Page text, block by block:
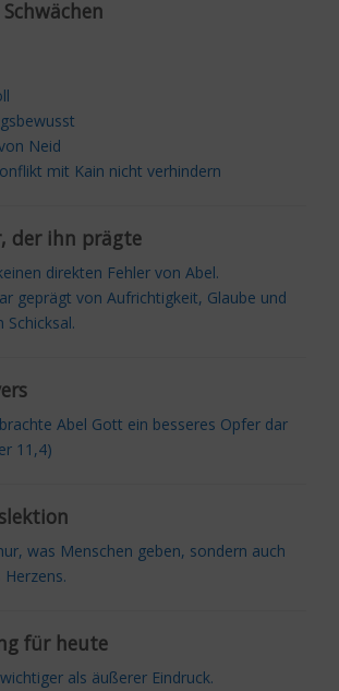
Neid
mit Kain nicht verhindern
der ihn prägte
direkten Fehler von Abel.
geprägt von Aufrichtigkeit, Glaube und
Schicksal.
Abel Gott ein besseres Opfer dar
11,4)
was Menschen geben, sondern auch
für heute
als äußerer Eindruck.